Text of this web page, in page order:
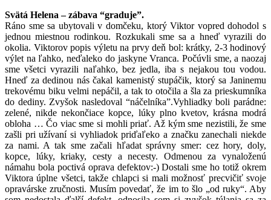
Svätá Helena – zábava “graduje”.
Ráno sme sa ubytovali v domčeku, ktorý Viktor vopred dohodol s
jednou miestnou rodinkou. Rozkukali sme sa a hneď vyrazili do
okolia. Viktorov popis výletu na prvy deň bol: krátky, 2-3 hodinový
výlet na ľahko, neďaleko do jaskyne Vranca. Počúvli sme, a naozaj
sme všetci vyrazili naľahko, bez jedla, iba s nejakou tou vodou.
Hneď za dedinou nás čakal kamenistý stupáčik, ktorý sa Janinemu
trekovému biku velmi nepáčil, a tak to otočila a šla za prieskumníka
do dediny. Zvyšok nasledoval “náčelníka”.Vyhliadky boli parádne:
zelené, nikde nekončiace kopce, lúky plno kvetov, krásna modrá
obloha … Čo viac sme si mohli priať. Až kým sme nezistili, že sme
zašli pri užívaní si vyhliadok priďaľeko a značku zanechali niekde
za nami. A tak sme začali hľadat správny smer: cez hory, doly,
kopce, lúky, kriaky, cesty a necesty. Odmenou za vynaloženú
námahu bola poctivá oprava defektov:-) Dostali sme ho totiž okrem
Viktora úplne všetci, takže chlapci si mali možnosť precvičiť svoje
opravárske zručnosti. Musím povedať, že im to šlo „od ruky“. Aby